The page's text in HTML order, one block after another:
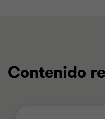
Contenido